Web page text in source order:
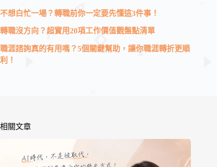
不想白忙一場？轉職前你一定要先懂這3件事！
轉職沒方向？超實用20項工作價值觀盤點清單
職涯諮詢真的有用嗎？5個關鍵幫助，讓你職涯轉折更順
利！
相關文章